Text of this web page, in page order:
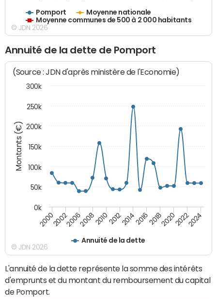
Pomport
Moyenne nationale
Moyenne communes de 500 à 2 000 habitants
© JDN 2026
Annuité de la dette de Pomport
Montants (€)
(Source : JDN d'après ministère de l'Economie)
Annuité de la dette
200020022006200820102012201420162018202020222024
0k
50k
100k
150k
200k
250k
300k
© JDN 2026
L'annuité de la dette représente la somme des intérêts
d'emprunts et du montant du remboursement du capital
de Pomport.